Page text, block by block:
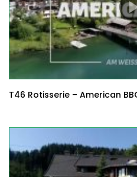
T46 Rotisserie – American